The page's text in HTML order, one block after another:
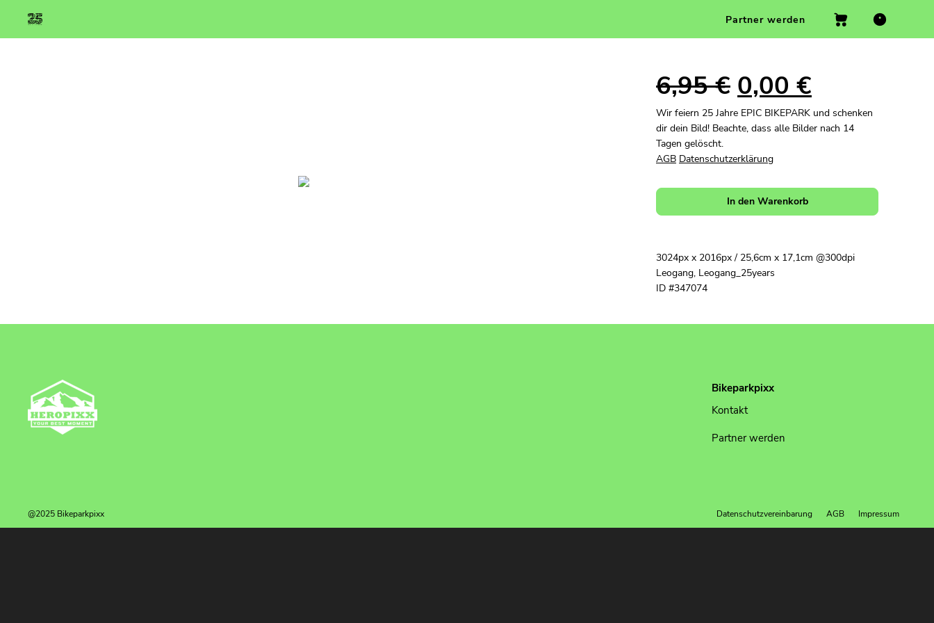
Partner werden
6,95€ 0,00€
Wir feiern 25 Jahre EPIC BIKEPARK und schenken
dir dein Bild! Beachte, dass alle Bilder nach 14
Tagen gelöscht.
AGB Datenschutzerklärung
In den Warenkorb
3024px x 2016px / 25,6cm x 17,1cm @300dpi
Leogang, Leogang_25years
ID #347074
Bikeparkpixx
Kontakt
Partner werden
@2025 Bikeparkpixx Datenschutzvereinbarung AGB Impressum